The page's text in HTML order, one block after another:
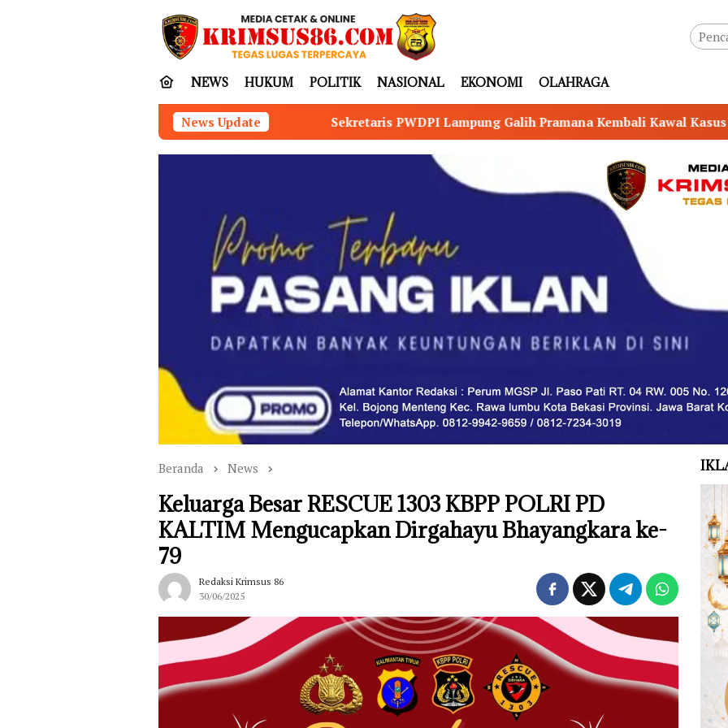
NEWS HUKUM POLITIK NASIONAL EKONOMI OLAHRAGA
News Update
Sekretaris PWDPI Lampung Galih Pramana Kembali Kawal Kasus Dugaan Persetubuhan
Beranda News
Keluarga Besar RESCUE 1303 KBPP POLRI PD
KALTIM Mengucapkan Dirgahayu Bhayangkara ke-
79
Redaksi Krimsus 86
30/06/2025